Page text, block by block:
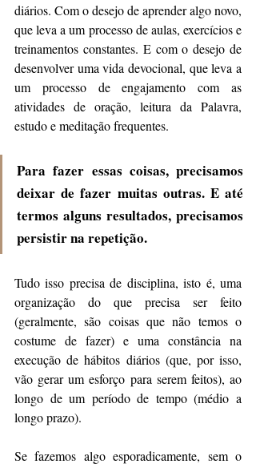
diários. Com o desejo de aprender algo novo,
que leva a um processo de aulas, exercícios e
treinamentos constantes. E com o desejo de
desenvolver uma vida devocional, que leva a
um processo de engajamento com as
atividades de oração, leitura da Palavra,
estudo e meditação frequentes.
Para fazer essas coisas, precisamos
deixar de fazer muitas outras. E até
termos alguns resultados, precisamos
persistir na repetição.
Tudo isso precisa de disciplina, isto é, uma
organização do que precisa ser feito
(geralmente, são coisas que não temos o
costume de fazer) e uma constância na
execução de hábitos diários (que, por isso,
vão gerar um esforço para serem feitos), ao
longo de um período de tempo (médio a
longo prazo).
Se fazemos algo esporadicamente, sem o